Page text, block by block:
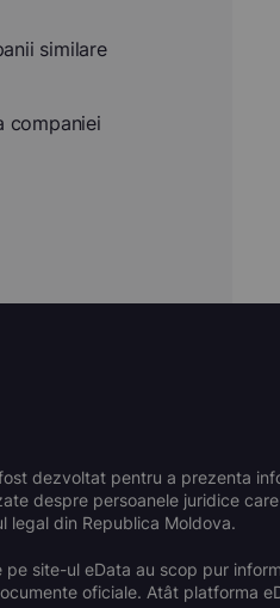
similare
companiei
dezvoltat pentru a prezenta
despre persoanele juridice care
legal din Republica Moldova.
pe site-ul eData au scop pur
oficiale. Atât platforma